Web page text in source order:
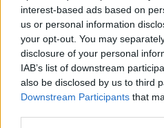
interest-based ads based on
us or personal information
your opt-out. You may
disclosure of your personal
IAB’s list of downstream
also be disclosed by us to third
Downstream Participants that
Δημοσιεύθηκε σεΔιεθνή|Tagged
Σαουδική Αραβία,σχεσεις